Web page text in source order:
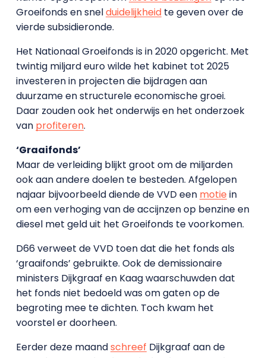
Groeifonds en snelduidelijkheidte geven over de
vierde subsidieronde.
Het Nationaal Groeifonds is in 2020 opgericht. Met
twintig miljard euro wilde het kabinet tot 2025
investeren in projecten die bijdragen aan
duurzame en structurele economische groei.
Daar zouden ook het onderwijs en het onderzoek
van profiteren.
‘Graaifonds’
Maar de verleiding blijkt groot om de miljarden
ook aan andere doelen te besteden. Afgelopen
najaar bijvoorbeeld diende de VVD een motiein
om een verhoging van de accijnzen op benzine en
diesel met geld uit het Groeifonds te voorkomen.
D66 verweet de VVD toen dat die het fonds als
‘graaifonds’ gebruikte. Ook de demissionaire
ministers Dijkgraaf en Kaag waarschuwden dat
het fonds niet bedoeld was om gaten op de
begroting mee te dichten. Toch kwam het
voorstel er doorheen.
Eerder deze maandschreef Dijkgraaf aan de